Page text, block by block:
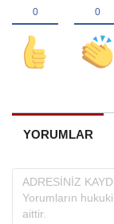
YORUMLAR